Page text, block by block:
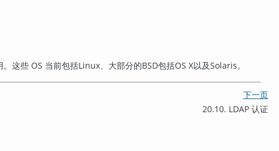
这些 OS 当前包括Linux 、大部分的BSD包括OS X以及Solaris。
下一页
20.10. LDAP 认证